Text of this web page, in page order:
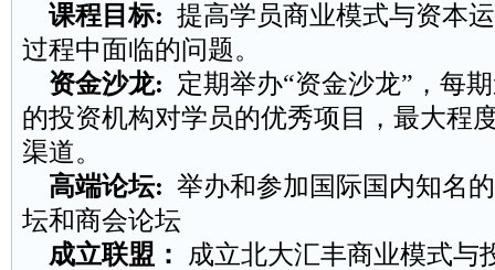
课程目标: 提高学员商业模式与资本
过程中面临的问题。
资金沙龙: 定期举办“资金沙龙”，每
的投资机构对学员的优秀项目，最大程
渠道。
高端论坛: 举办和参加国际国内知名
坛和商会论坛
成立联盟： 成立北大汇丰商业模式与